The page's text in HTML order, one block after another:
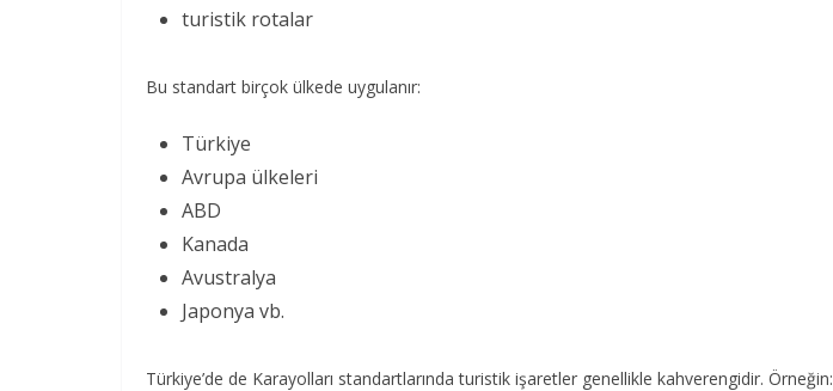
turistik rotalar
Bu standart birçok ülkede uygulanır:
Türkiye
Avrupa ülkeleri
ABD
Kanada
Avustralya
Japonya vb.
Türkiye’de de Karayolları standartlarında turistik işaretler genellikle kahverengidir. Örneğin: